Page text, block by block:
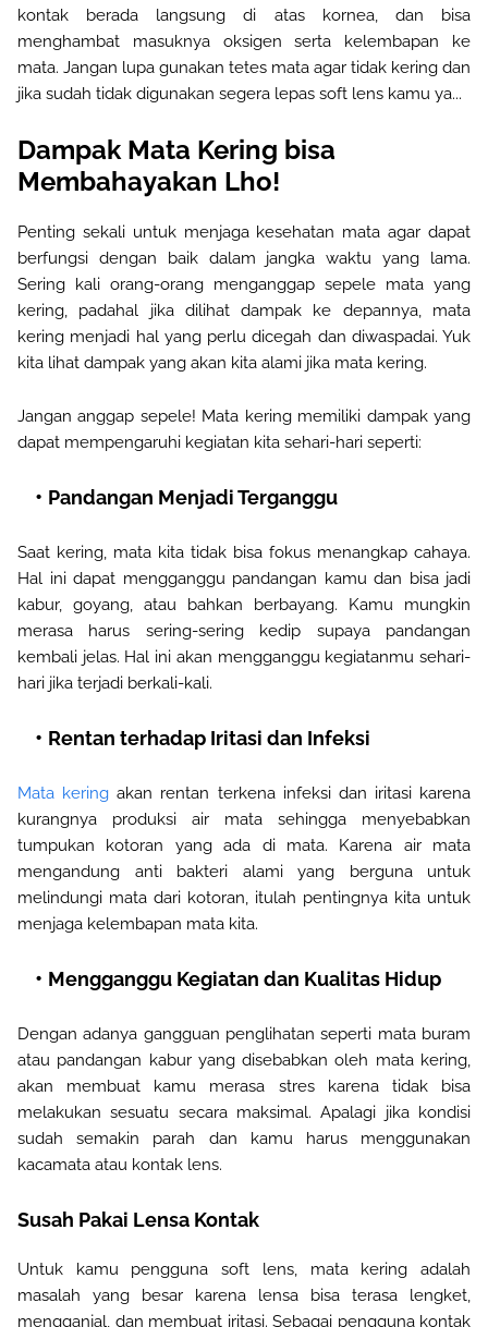
kontak berada langsung di atas kornea, dan bisa
menghambat masuknya oksigen serta kelembapan ke
mata. Jangan lupa gunakan tetes mata agar tidak kering dan
jika sudah tidak digunakan segera lepas soft lens kamu ya...
Dampak Mata Kering bisa
Membahayakan Lho!
Penting sekali untukmenjaga kesehatan mata agar dapat
berfungsi dengan baik dalam jangka waktu yang lama.
Sering kali orang-orang menganggap sepele mata yang
kering, padahal jika dilihat dampak ke
depannya,mata
kering menjadi hal yang perlu dicegah dan diwaspadai. Yuk
kita lihat dampak yang akan kita alami jika mata kering.
Jangan anggap sepele! Mata kering memiliki dampak yang
dapat mempengaruhi kegiatan kita sehari-hari seperti:
Pandangan Menjadi Terganggu
Saat kering, mata kita tidak bisa fokus menangkap cahaya.
Hal ini dapat mengganggu pandangan kamu dan bisa jadi
kabur, goyang, atau bahkan berbayang. Kamu mungkin
merasa harus sering-sering kedip supaya pandangan
kembali jelas. Hal ini akan mengganggu kegiatanmu sehari-
hari jika terjadi berkali-kali.
Rentan terhadap Iritasi dan Infeksi
Mata kering akan rentan terkena infeksi dan iritasi karena
kurangnya produksi air mata sehingga
menyebabkan
tumpukan kotoran yang ada di mata. Karena air mata
mengandung anti bakteri alami yang berguna untuk
melindungi mata dari kotoran, itulah pentingnya kita untuk
menjaga kelembapan mata kita.
Mengganggu Kegiatan dan Kualitas Hidup
Dengan adanya gangguan penglihatan seperti mata buram
atau pandangan kabur yang disebabkan oleh mata kering,
akan membuat kamu merasa stres karena tidak bisa
melakukan sesuatu secara maksimal.Apalagi jika kondisi
sudah semakin parah dan kamu harus menggunakan
kacamata atau kontak lens.
Susah Pakai Lensa Kontak
Untuk kamu pengguna soft
lens, mata kering adalah
masalah yang besar karena lensa bisa terasa lengket,
mengganjal, dan membuat iritasi. Sebagai pengguna kontak